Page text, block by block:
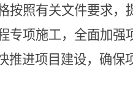
照有关文件要求
项施工，全面加
进项目建设，确保